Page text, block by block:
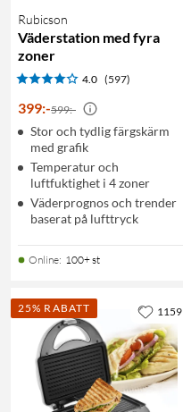
Rubicson
Väderstation med fyra
zoner
4.0 (597)
399:-599:-
Stor och tydlig färgskärm
med grafik
Temperatur och
luftfuktighet i 4 zoner
Väderprognos och trender
baserat på lufttryck
Online: 100+ st
25% RABATT 1159